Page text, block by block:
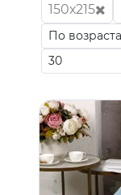
150х215